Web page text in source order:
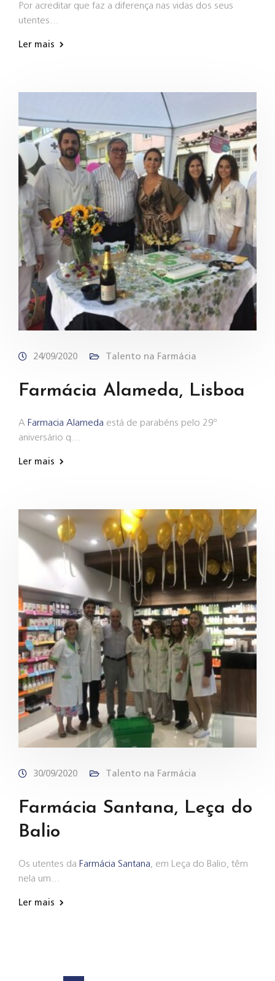
Por acreditar que faz a diferença nas vidas dos seus
utentes…
Ler mais
24/09/2020 Talento na Farmácia
Farmácia Alameda, Lisboa
A Farmacia Alameda está de parabéns pelo 29º
aniversário q…
Ler mais
30/09/2020 Talento na Farmácia
Farmácia Santana, Leça do
Balio
Os utentes da Farmácia Santana , em Leça do Balio, têm
nela um…
Ler mais